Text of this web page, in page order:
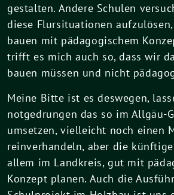
gestalten. Andere Schulen
diese Flursituationen
bauen mit pädagogischem
trifft es mich auch so, dass wir
bauen müssen und nicht
Meine Bitte ist es deswegen,
notgedrungen das so im Allgäu-
umsetzen, vielleicht noch einen
reinverhandeln, aber die
allem im Landkreis, gut mit
Konzept planen. Auch die